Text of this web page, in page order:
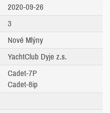
2020-09-26
3
Nové Mlýny
YachtClub Dyje z.s.
Cadet-7P
Cadet-8ip